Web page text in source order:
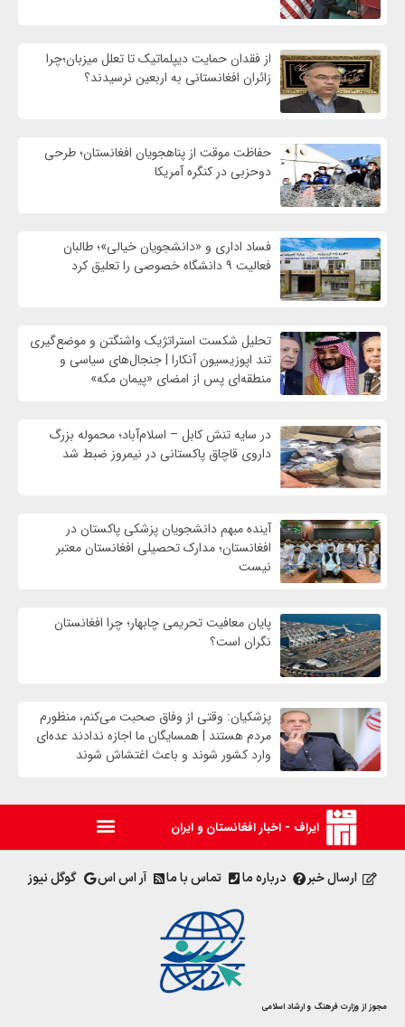
از فقدان حمایت دیپلماتیک تا تعلل میزبان؛چرا
زائران افغانستانی به اربعین نرسیدند؟
حفاظت موقت از پناهجویان افغانستان؛ طرحی
دوحزبی در کنگره آمریکا
فساد اداری و «دانشجویان خیالی»؛ طالبان
فعالیت ۹ دانشگاه خصوصی را تعلیق کرد
تحلیل شکست استراتژیک واشنگتن و موضع‌گیری
تند اپوزیسیون آنکارا | جنجال‌های سیاسی و
منطقه‌ای پس از امضای «پیمان مکه»
در سایه تنش کابل – اسلام‌آباد؛ محموله بزرگ
داروی قاچاق پاکستانی در نیمروز ضبط شد
آینده مبهم دانشجویان پزشکی پاکستان در
افغانستان؛ مدارک تحصیلی افغانستان معتبر
نیست
پایان معافیت تحریمی‌ چابهار؛ چرا افغانستان
نگران است؟
پزشکیان: وقتی از وفاق صحبت می‌کنم، منظورم
مردم هستند | همسایگان ما اجازه ندادند عده‌ای
وارد کشور شوند و باعث اغتشاش شوند
ایراف - اخبار افغانستان و ایران
ارسال خبر درباره ما تماس با ما آر اس اس گوگل نیوز
مجوز از وزارت فرهنگ و ارشاد اسلامی